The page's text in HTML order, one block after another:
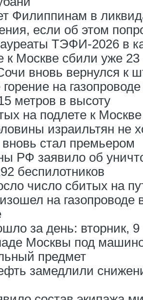
Филиппинам в
если об этом
ТЭФИ-2026 в
к Москве сбили уже
вновь вернулся к
на
метров в высоту
на подлете к
израильтян не
стал премьером
РФ заявило об
беспилотников
число сбитых на
на газопроводе
за день: вторник,
Москвы под
предмет
замедлили